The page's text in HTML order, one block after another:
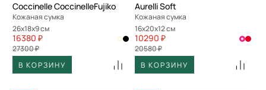
Coccinelle CoccinelleFujiko
Кожаная сумка
26x18x9 см
16380 ₽
27300 ₽
В КОРЗИНУ
Aurelli Soft
Кожаная сумка
16x20x12 см
10290 ₽
20580 ₽
В КОРЗИНУ